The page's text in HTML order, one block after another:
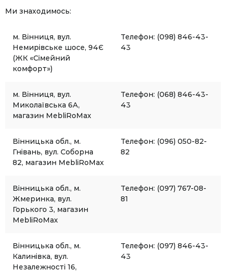
Ми знаходимось:
м. Вінниця, вул.
Немирівське шосе, 94Є
(ЖК «Сімейний
комфорт»)
Телефон: (098) 846-43-
43
м. Вінниця, вул.
Миколаївська 6А,
магазин MebliRoMax
Телефон: (068) 846-43-
43
Вінницька обл., м.
Гнівань, вул. Соборна
82, магазин MebliRoMax
Телефон: (096) 050-82-
82
Вінницька обл., м.
Жмеринка, вул.
Горького 3, магазин
MebliRoMax
Телефон: (097) 767-08-
81
Вінницька обл., м.
Калинівка, вул.
Незалежності 16,
Телефон: (097) 846-43-
43